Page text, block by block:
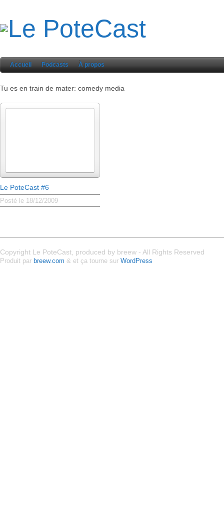
Accueil Podcasts À propos
Tu es en train de mater: comedy media
Le PoteCast #6
Posté le 18/12/2009
Copyright Le PoteCast, produced by breew - All Rights Reserved
Produit par breew.com & et ça tourne sur WordPress